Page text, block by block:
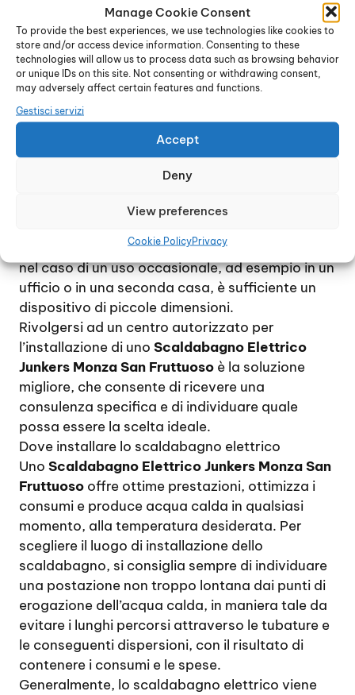
Manage Cookie Consent
To provide the best experiences, we use technologies like cookies to
store and/or access device information. Consenting to these
technologies will allow us to process data such as browsing behavior
or unique IDs on this site. Not consenting or withdrawing consent,
may adversely affect certain features and functions.
Gestisci servizi
Accept
Deny
View preferences
Cookie PolicyPrivacy
In genere, lo scaldabagno viene installato a
parete, in bagno o in cucina, raramente a
pavimento, a meno che non si tratti di un
dispositivo di grandi dimensioni. Per ridurre al
minimo le spese di gestione, si consiglia di
installare uno scaldabagno di proporzioni
conto che, approssimativamente, il consumo di
energia elettrica per due persone si aggira
Per una famiglia di 4 / 5 persona, che utilizzino
scegliere un modello piuttosto capiente mentre,
nel caso di un uso occasionale, ad esempio in un
ufficio o in una seconda casa, è sufficiente un
dispositivo di piccole dimensioni.
Rivolgersi ad un centro autorizzato per
l’installazione di uno Scaldabagno Elettrico
Junkers Monza San Fruttuoso è la soluzione
migliore, che consente di ricevere una
consulenza specifica e di individuare quale
possa essere la scelta ideale.
Dove installare lo scaldabagno elettrico
Uno Scaldabagno Elettrico Junkers Monza San
Fruttuoso offre ottime prestazioni, ottimizza i
consumi e produce acqua calda in qualsiasi
momento, alla temperatura desiderata. Per
scegliere il luogo di installazione dello
scaldabagno, si consiglia sempre di individuare
una postazione non troppo lontana dai punti di
erogazione dell’acqua calda, in maniera tale da
evitare i lunghi percorsi attraverso le tubature e
le conseguenti dispersioni, con il risultato di
contenere i consumi e le spese.
Generalmente, lo scaldabagno elettrico viene